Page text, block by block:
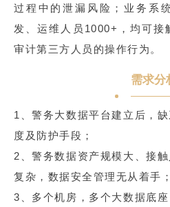
过程中的泄漏风险；业务系
发、运维人员1000+，均可接
审计第三方人员的操作行为。
需求分
1、警务大数据平台建立后，
度及防护手段；
2、警务数据资产规模大、接
复杂，数据安全管理无从着手；
3、多个机房，多个大数据底